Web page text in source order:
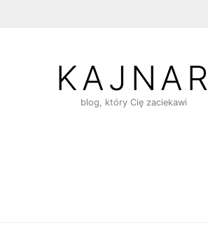
KAJNAR
blog, który Cię zaciekawi